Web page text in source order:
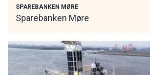
SPAREBANKEN MØRE
Sparebanken Møre